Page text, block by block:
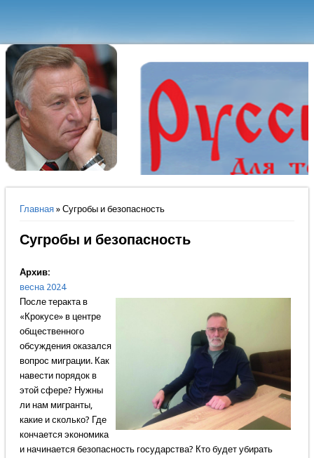
Вы здесь
Главная» Сугробы и безопасность
Сугробы и безопасность
Архив:
весна 2024
После теракта в
«Крокусе» в центре
общественного
обсуждения оказался
вопрос миграции. Как
навести порядок в
этой сфере? Нужны
ли нам мигранты,
какие и сколько? Где
кончается экономика
и начинается безопасность государства? Кто будет убирать